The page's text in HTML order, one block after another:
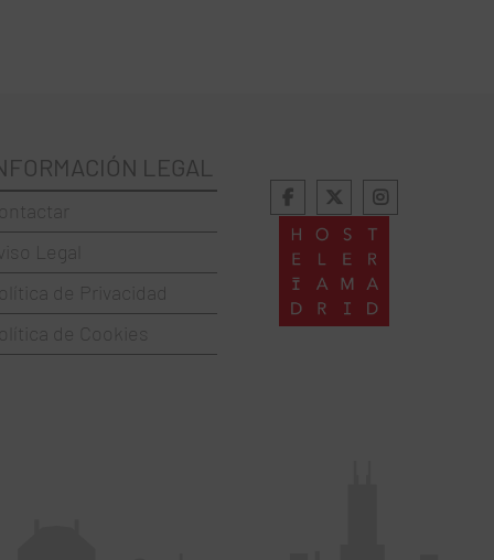
LEGAL
Legal
de Privacidad
de Cookies